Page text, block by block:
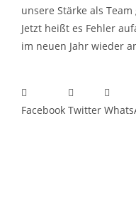
unsere Stärke als Team
Jetzt heißt es Fehler
im neuen Jahr wieder
Facebook Twitter